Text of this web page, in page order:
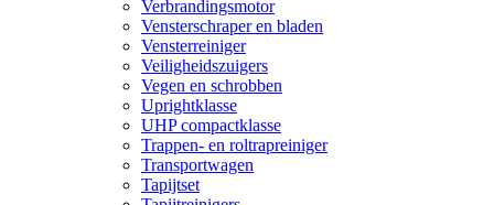
Verbrandingsmotor
Vensterschraper en bladen
Vensterreiniger
Veiligheidszuigers
Vegen en schrobben
Uprightklasse
UHP compactklasse
Trappen- en roltrapreiniger
Transportwagen
Tapijtset